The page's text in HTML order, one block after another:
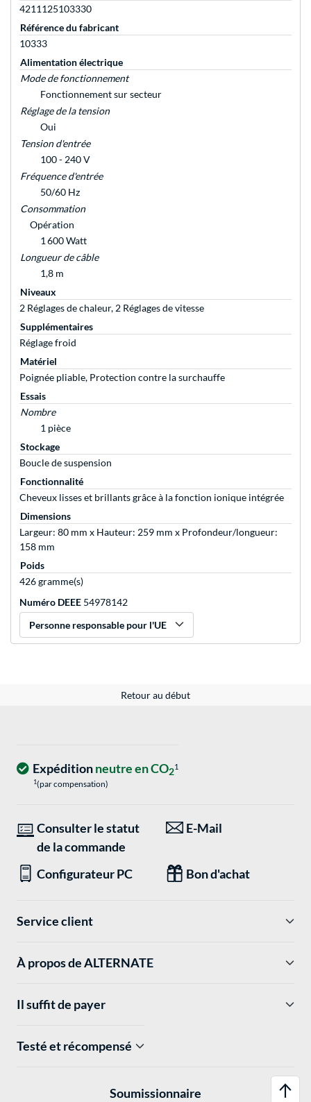
4211125103330
Référence du fabricant
10333
Alimentation électrique
Mode de fonctionnement
Fonctionnement sur secteur
Réglage de la tension
Oui
Tension d'entrée
100 - 240 V
Fréquence d'entrée
50/60 Hz
Consommation
Opération
1 600 Watt
Longueur de câble
1,8 m
Niveaux
2 Réglages de chaleur, 2 Réglages de vitesse
Supplémentaires
Réglage froid
Matériel
Poignée pliable, Protection contre la surchauffe
Essais
Nombre
1 pièce
Stockage
Boucle de suspension
Fonctionnalité
Cheveux lisses et brillants grâce à la fonction ionique intégrée
Dimensions
Largeur: 80 mm x Hauteur: 259 mm x Profondeur/longueur:
158 mm
Poids
426 gramme(s)
Numéro DEEE 54978142
Personne responsable pour l'UE
Retour au début
Expéditionneutre en CO21
1(par compensation)
Consulter le statut
de la commande
E-Mail
Configurateur PC Bon d'achat
Service client
À propos de ALTERNATE
Il suffit de payer
Testé et récompensé
Soumissionnaire